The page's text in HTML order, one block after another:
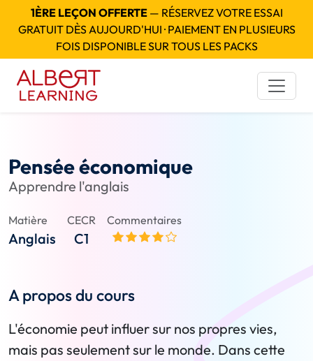
1ÈRE LEÇON OFFERTE— RÉSERVEZ VOTRE ESSAI
GRATUIT DÈS AUJOURD'HUI · PAIEMENT EN PLUSIEURS
FOIS DISPONIBLE SUR TOUS LES PACKS
Pensée économique
Apprendre l'anglais
Matière
Anglais
CECR
C1
Commentaires
A propos du cours
L'économie peut influer sur nos propres vies,
mais pas seulement sur le monde. Dans cette